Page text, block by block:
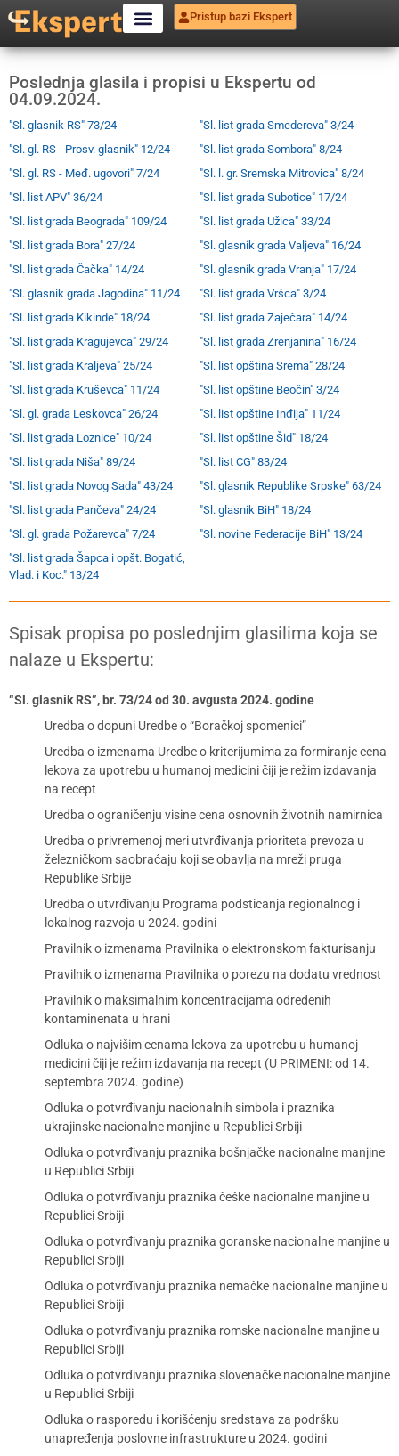
Pristup bazi Ekspert
Poslednja glasila i propisi u Ekspertu od
04.09.2024.
"Sl. glasnik RS" 73/24
"Sl. gl. RS - Prosv. glasnik" 12/24
"Sl. gl. RS - Međ. ugovori" 7/24
"Sl. list APV" 36/24
"Sl. list grada Beograda" 109/24
"Sl. list grada Bora" 27/24
"Sl. list grada Čačka" 14/24
"Sl. glasnik grada Jagodina" 11/24
"Sl. list grada Kikinde" 18/24
"Sl. list grada Kragujevca" 29/24
"Sl. list grada Kraljeva" 25/24
"Sl. list grada Kruševca" 11/24
"Sl. gl. grada Leskovca" 26/24
"Sl. list grada Loznice" 10/24
"Sl. list grada Niša" 89/24
"Sl. list grada Novog Sada" 43/24
"Sl. list grada Pančeva" 24/24
"Sl. gl. grada Požarevca" 7/24
"Sl. list grada Šapca i opšt. Bogatić,
Vlad. i Koc." 13/24
"Sl. list grada Smedereva" 3/24
"Sl. list grada Sombora" 8/24
"Sl. l. gr. Sremska Mitrovica" 8/24
"Sl. list grada Subotice" 17/24
"Sl. list grada Užica" 33/24
"Sl. glasnik grada Valjeva" 16/24
"Sl. glasnik grada Vranja" 17/24
"Sl. list grada Vršca" 3/24
"Sl. list grada Zaječara" 14/24
"Sl. list grada Zrenjanina" 16/24
"Sl. list opština Srema" 28/24
"Sl. list opštine Beočin" 3/24
"Sl. list opštine Inđija" 11/24
"Sl. list opštine Šid" 18/24
"Sl. list CG" 83/24
"Sl. glasnik Republike Srpske" 63/24
"Sl. glasnik BiH" 18/24
"Sl. novine Federacije BiH" 13/24
Spisak propisa po poslednjim glasilima koja se
nalaze u Ekspertu:
“Sl. glasnik RS”, br. 73/24 od 30. avgusta 2024. godine
Uredba o dopuni Uredbe o “Boračkoj spomenici”
Uredba o izmenama Uredbe o kriterijumima za formiranje cena
lekova za upotrebu u humanoj medicini čiji je režim izdavanja
na recept
Uredba o ograničenju visine cena osnovnih životnih namirnica
Uredba o privremenoj meri utvrđivanja prioriteta prevoza u
železničkom saobraćaju koji se obavlja na mreži pruga
Republike Srbije
Uredba o utvrđivanju Programa podsticanja regionalnog i
lokalnog razvoja u 2024. godini
Pravilnik o izmenama Pravilnika o elektronskom fakturisanju
Pravilnik o izmenama Pravilnika o porezu na dodatu vrednost
Pravilnik o maksimalnim koncentracijama određenih
kontaminenata u hrani
Odluka o najvišim cenama lekova za upotrebu u humanoj
medicini čiji je režim izdavanja na recept (U PRIMENI: od 14.
septembra 2024. godine)
Odluka o potvrđivanju nacionalnih simbola i praznika
ukrajinske nacionalne manjine u Republici Srbiji
Odluka o potvrđivanju praznika bošnjačke nacionalne manjine
u Republici Srbiji
Odluka o potvrđivanju praznika češke nacionalne manjine u
Republici Srbiji
Odluka o potvrđivanju praznika goranske nacionalne manjine u
Republici Srbiji
Odluka o potvrđivanju praznika nemačke nacionalne manjine u
Republici Srbiji
Odluka o potvrđivanju praznika romske nacionalne manjine u
Republici Srbiji
Odluka o potvrđivanju praznika slovenačke nacionalne manjine
u Republici Srbiji
Odluka o rasporedu i korišćenju sredstava za podršku
unapređenja poslovne infrastrukture u 2024. godini